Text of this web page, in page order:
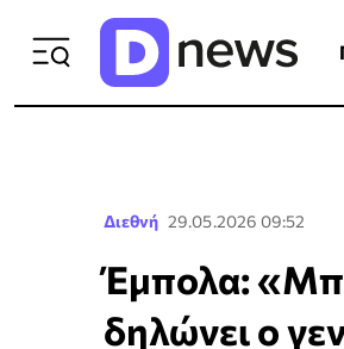
Διεθνή 29.05.2026 09:52
Έμπολα:
δηλώνει ο